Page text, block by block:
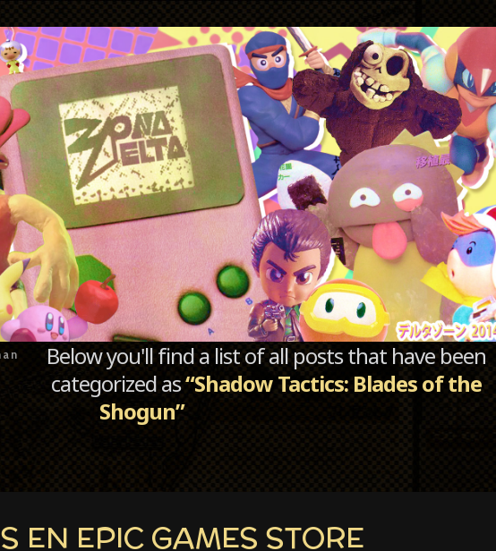
Below you'll find a list of all posts that have been
categorized as“Shadow Tactics: Blades of the
Shogun”
EN EPIC GAMES STORE